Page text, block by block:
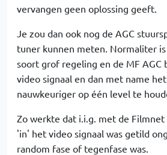
vervangen geen oplossing geeft.
Je zou dan ook nog de AGC
tuner kunnen meten. Normaliter is
soort grof regeling en de MF AGC
video signaal en dan met name
nauwkeuriger op één level te
Zo werkte dat i.i.g. met de Filmnet
'in' het video signaal was getild
random fase of tegenfase was.